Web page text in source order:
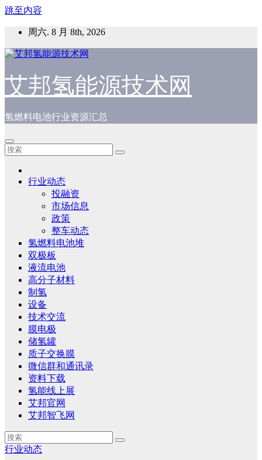
跳至内容
周六. 8 月 8th, 2026
艾邦氢能源技术网
氢燃料电池行业资源汇总
行业动态
投融资
市场信息
政策
整车动态
氢燃料电池堆
双极板
液流电池
高分子材料
制氢
设备
技术交流
膜电极
储氢罐
质子交换膜
微信群和通讯录
资料下载
氢能线上展
艾邦官网
艾邦智飞网
行业动态